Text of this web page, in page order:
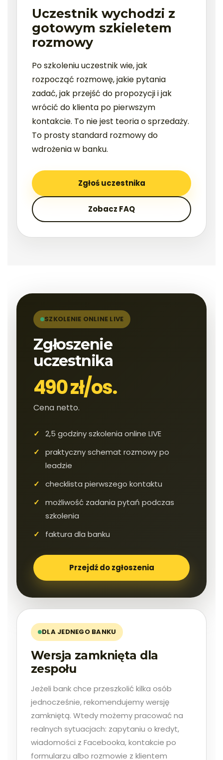
Uczestnik wychodzi z
gotowym szkieletem
rozmowy
Po szkoleniu uczestnik wie, jak
rozpocząć rozmowę, jakie pytania
zadać, jak przejść do propozycji i jak
wrócić do klienta po pierwszym
kontakcie. To nie jest teoria o sprzedaży.
To prosty standard rozmowy do
wdrożenia w banku.
Zgłoś uczestnika
Zobacz FAQ
SZKOLENIE ONLINE LIVE
Zgłoszenie
uczestnika
490 zł/os.
Cena netto.
2,5 godziny szkolenia online LIVE
praktyczny schemat rozmowy po
leadzie
checklista pierwszego kontaktu
możliwość zadania pytań podczas
szkolenia
faktura dla banku
Przejdź do zgłoszenia
DLA JEDNEGO BANKU
Wersja zamknięta dla
zespołu
Jeżeli bank chce przeszkolić kilka osób
jednocześnie, rekomendujemy wersję
zamkniętą. Wtedy możemy pracować na
realnych sytuacjach: zapytaniu o kredyt,
wiadomości z Facebooka, kontakcie po
formularzu albo rozmowie z klientem